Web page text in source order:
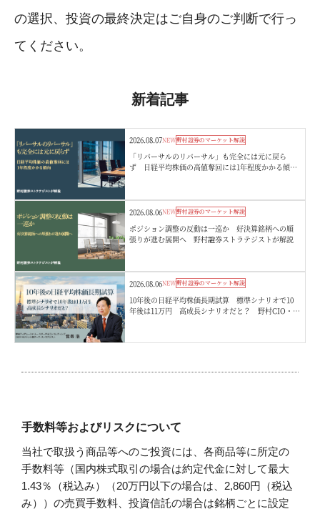
の選択、投資の最終決定はご自身のご判断で行っ
てください。
新着記事
2026.08.07NEW野村證券のマーケット解説
「リバーサルのリバーサル」も完全には元に戻ら
ず 日経平均株価の高値奪回には1年程度かかる傾
2026.08.06NEW野村證券のマーケット解説
ポジション調整の反動は一巡か 好決算銘柄への順
張りが進む展開へ 野村證券ストラテジストが解説
2026.08.06NEW野村證券のマーケット解説
10年後の日経平均株価長期試算 標準シナリオで10
年後は11万円 高成長シナリオだと？ 野村CIO・宮
手数料等およびリスクについて
当社で取扱う商品等へのご投資には、各商品等に所定の
手数料等（国内株式取引の場合は約定代金に対して最大
1.43％（税込み）（20万円以下の場合は、2,860円（税込
み））の売買手数料、投資信託の場合は銘柄ごとに設定